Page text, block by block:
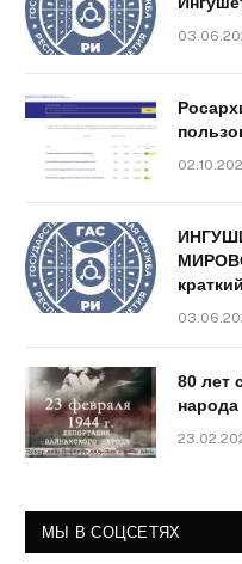
80 лет
народа
МЫ В СОЦСЕТЯХ